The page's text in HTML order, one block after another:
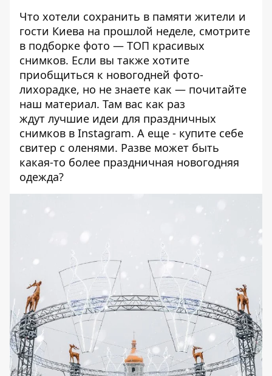
Что хотели сохранить в памяти жители и
гости Киева на прошлой неделе, смотрите
в подборке фото — ТОП красивых
снимков. Если вы также хотите
приобщиться к новогодней фото-
лихорадке, но не знаете как — почитайте
наш материал. Там вас как раз
ждут лучшие идеи для праздничных
снимков в Instagram. А еще - купите себе
свитер с оленями. Разве может быть
какая-то более праздничная новогодняя
одежда?